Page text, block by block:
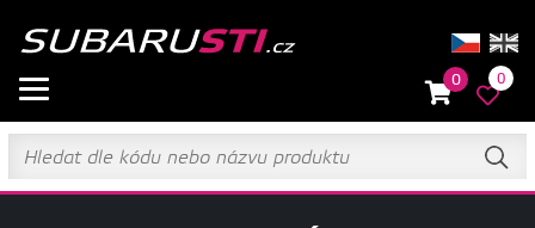
0 0